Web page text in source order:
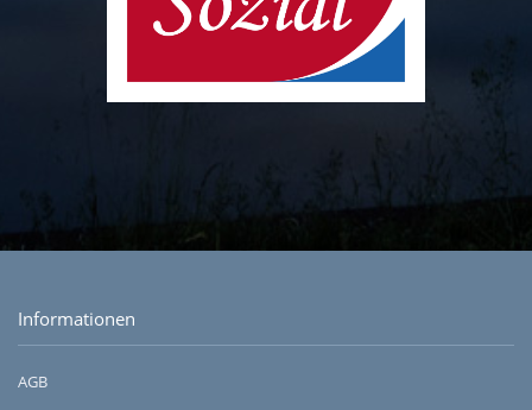
Informationen
AGB